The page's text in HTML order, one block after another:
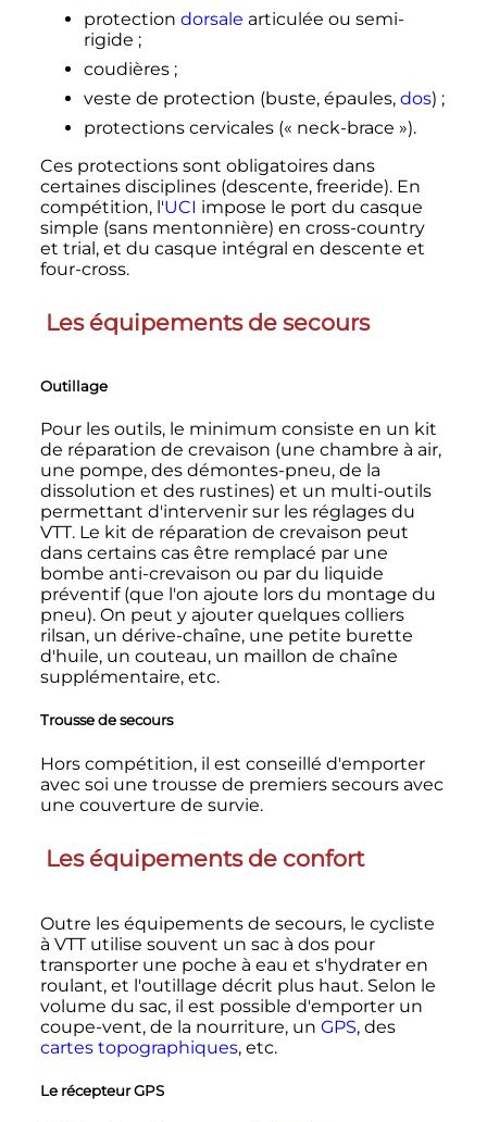
protection dorsale articulée ou semi-
rigide ;
coudières ;
veste de protection (buste, épaules, dos) ;
protections cervicales (« neck-brace »).
Ces protections sont obligatoires dans
certaines disciplines (descente, freeride). En
compétition, l'UCI impose le port du casque
simple (sans mentonnière) en cross-country
et trial, et du casque intégral en descente et
four-cross.
Les équipements de secours
Outillage
Pour les outils, le minimum consiste en un kit
de réparation de crevaison (une chambre à air,
une pompe, des démontes-pneu, de la
dissolution et des rustines) et un multi-outils
permettant d'intervenir sur les réglages du
VTT. Le kit de réparation de crevaison peut
dans certains cas être remplacé par une
bombe anti-crevaison ou par du liquide
préventif (que l'on ajoute lors du montage du
pneu). On peut y ajouter quelques colliers
rilsan, un dérive-chaîne, une petite burette
d'huile, un couteau, un maillon de chaîne
supplémentaire, etc.
Trousse de secours
Hors compétition, il est conseillé d'emporter
avec soi une trousse de premiers secours avec
une couverture de survie.
Les équipements de confort
Outre les équipements de secours, le cycliste
à VTT utilise souvent un sac à dos pour
transporter une poche à eau et s'hydrater en
roulant, et l'outillage décrit plus haut. Selon le
volume du sac, il est possible d'emporter un
coupe-vent, de la nourriture, un GPS, des
cartes topographiques, etc.
Le récepteur GPS